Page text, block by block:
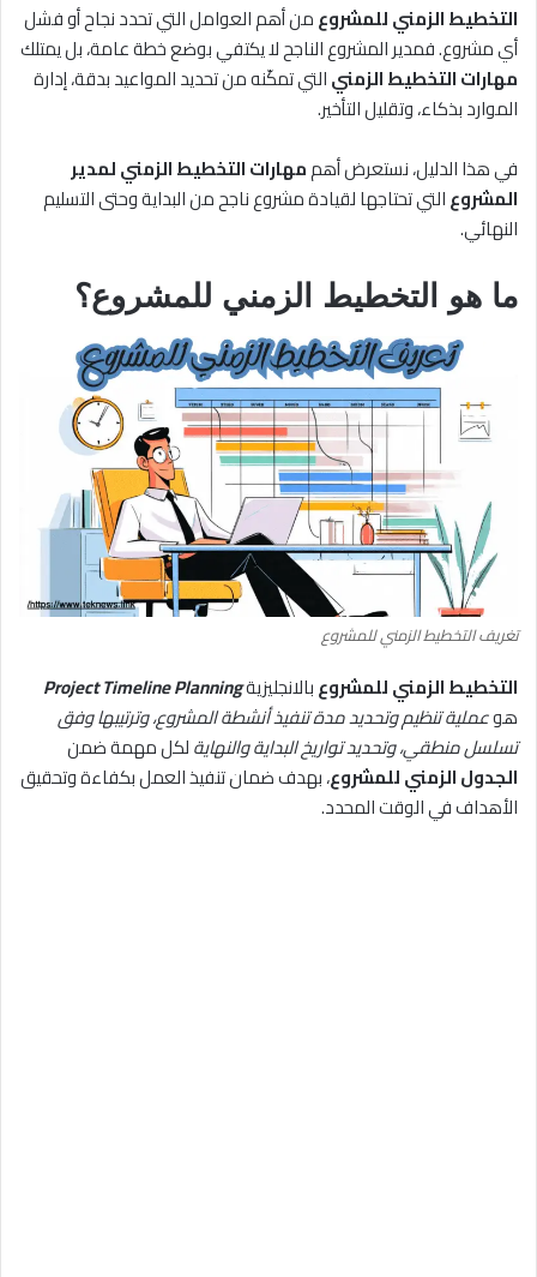
التخطيط الزمني للمشروعمن أهم العوامل التي تحدد نجاح أو فشل
أي مشروع. فمدير المشروع الناجح لا يكتفي بوضع خطة عامة، بل يمتلك
مهارات التخطيط الزمنيالتي تمكّنه من تحديد المواعيد بدقة، إدارة
الموارد بذكاء، وتقليل التأخير.
في هذا الدليل، نستعرض أهممهارات التخطيط الزمني لمدير
المشروعالتي تحتاجها لقيادة مشروع ناجح من البداية وحتى التسليم
النهائي.
ما هو التخطيط الزمني للمشروع؟
تغريف التخطيط الزمني للمشروع
التخطيط الزمني للمشروعبالانجليزيةProject Timeline Planning
هوعملية تنظيم وتحديد مدة تنفيذ أنشطة المشروع، وترتيبها وفق
تسلسل منطقي، وتحديد تواريخ البداية والنهايةلكل مهمة ضمن
الجدول الزمني للمشروع، بهدف ضمان تنفيذ العمل بكفاءة وتحقيق
الأهداف في الوقت المحدد.